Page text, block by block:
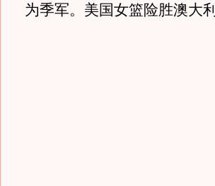
为季军。美国女篮险胜澳大